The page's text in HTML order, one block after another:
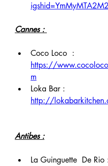
Cannes :
Coco Loco  :
https://
m
Loka Bar :
http://
Antibes :
La Guinguette  De Rio